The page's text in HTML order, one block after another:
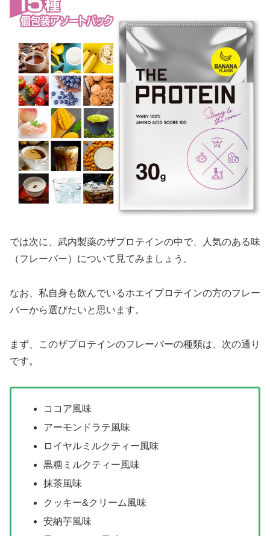
では次に、武内製薬のザプロテインの中で、人気のある味
（フレーバー）について見てみましょう。
なお、私自身も飲んでいるホエイプロテインの方のフレー
バーから選びたいと思います。
まず、このザプロテインのフレーバーの種類は、次の通り
です。
ココア風味
アーモンドラテ風味
ロイヤルミルクティー風味
黒糖ミルクティー風味
抹茶風味
クッキー&クリーム風味
安納芋風味